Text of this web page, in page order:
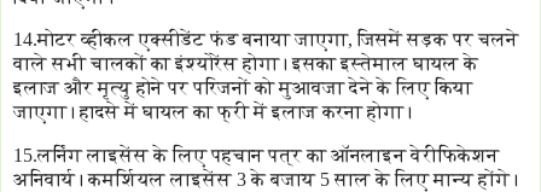
14.मोटर व्हीकल एक्सीडेंट फंड बनाया जाएगा, जिसमें सड़क पर चलने
वाले सभी चालकों का इंश्योरेंस होगा। इसका इस्तेमाल घायल के
इलाज और मृत्यु होने पर परिजनों को मुआवजा देने के लिए किया
जाएगा। हादसे में घायल का फ्री में इलाज करना होगा।
15.लर्निंग लाइसेंस के लिए पहचान पत्र का ऑनलाइन वेरीफिकेशन
अनिवार्य। कमर्शियल लाइसेंस 3 के बजाय 5 साल के लिए मान्य होंगे।